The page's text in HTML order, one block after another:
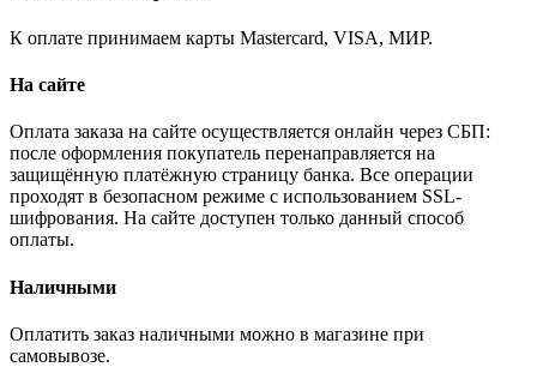
К оплате принимаем карты Mastercard, VISA, МИР.
На сайте
Оплата заказа на сайте осуществляется онлайн через СБП:
после оформления покупатель перенаправляется на
защищённую платёжную страницу банка. Все операции
проходят в безопасном режиме с использованием SSL-
шифрования. На сайте доступен только данный способ
оплаты.
Наличными
Оплатить заказ наличными можно в магазине при
самовывозе.